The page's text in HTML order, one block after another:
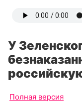
У
Полная версия